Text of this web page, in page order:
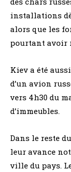
installations
alors que les
pourtant avoir
Kiev a été
d’un avion
vers 4h30 du
d’immeubles.
Dans le reste
leur avance
ville du pays.